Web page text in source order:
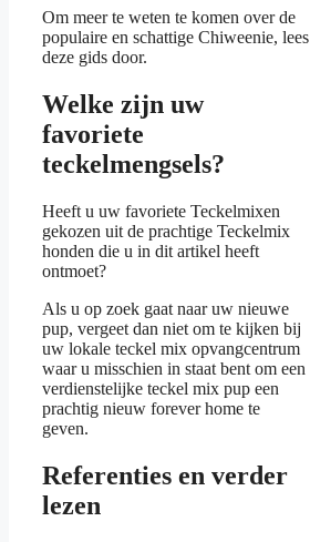
Om meer te weten te komen over de
populaire en schattige Chiweenie, lees
deze gids door.
Welke zijn uw
favoriete
teckelmengsels?
Heeft u uw favoriete Teckelmixen
gekozen uit de prachtige Teckelmix
honden die u in dit artikel heeft
ontmoet?
Als u op zoek gaat naar uw nieuwe
pup, vergeet dan niet om te kijken bij
uw lokale teckel mix opvangcentrum
waar u misschien in staat bent om een
verdienstelijke teckel mix pup een
prachtig nieuw forever home te
geven.
Referenties en verder
lezen